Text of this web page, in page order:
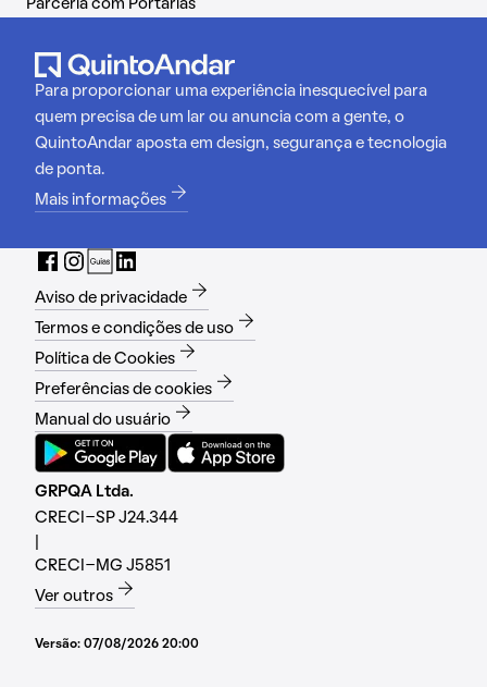
Parceria com Portarias
Para proporcionar uma experiência inesquecível para
quem precisa de um lar ou anuncia com a gente, o
QuintoAndar aposta em design, segurança e tecnologia
de ponta.
Mais informações
Aviso de privacidade
Termos e condições de uso
Política de Cookies
Preferências de cookies
Manual do usuário
GRPQA Ltda.
CRECI-SP J24.344
CRECI-MG J5851
Ver outros
Versão: 07/08/2026 20:00